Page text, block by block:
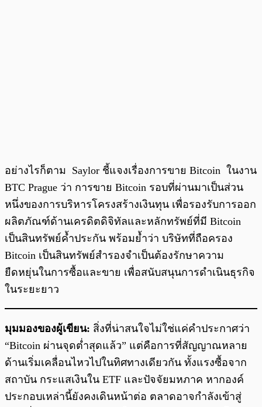
อย่างไรก็ตาม Saylor ชี้แจงเรื่องการขาย Bitcoin ในงาน
BTC Prague ว่า การขาย Bitcoin รอบที่ผ่านมาเป็นส่วน
หนึ่งของการบริหารโครงสร้างเงินทุน เพื่อรองรับการออก
ผลิตภัณฑ์ด้านเครดิตดิจิทัลและหลักทรัพย์ที่มี Bitcoin
เป็นสินทรัพย์ค้ำประกัน พร้อมย้ำว่า บริษัทที่ถือครอง
Bitcoin เป็นสินทรัพย์สำรองจำเป็นต้องรักษาความ
ยืดหยุ่นในการซื้อและขาย เพื่อสนับสนุนการดำเนินธุรกิจ
ในระยะยาว
มุมมองของผู้เขียน: สิ่งที่น่าสนใจไม่ใช่แค่คำประกาศว่า
“Bitcoin ผ่านจุดต่ำสุดแล้ว” แต่คือการที่สัญญาณหลาย
ด้านเริ่มเคลื่อนไหวไปในทิศทางเดียวกัน ทั้งแรงซื้อจาก
สถาบัน กระแสเงินใน ETF และปัจจัยมหภาค หากองค์
ประกอบเหล่านี้ยังคงเดินหน้าต่อ ตลาดอาจกำลังเข้าสู่